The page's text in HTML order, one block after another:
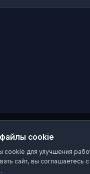
cookie
для улучшения
сайт, вы соглашаетесь с
.